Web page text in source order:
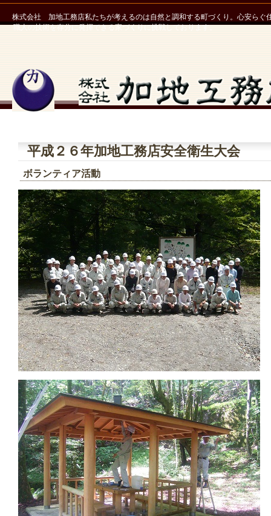
株式会社 加地工務店私たちが考えるのは自然と調和する町づくり。心安ら
職人の技術を存分に発揮できる家づくりに挑戦しております。
平成２６年加地工務店安全衛生大会
ボランティア活動